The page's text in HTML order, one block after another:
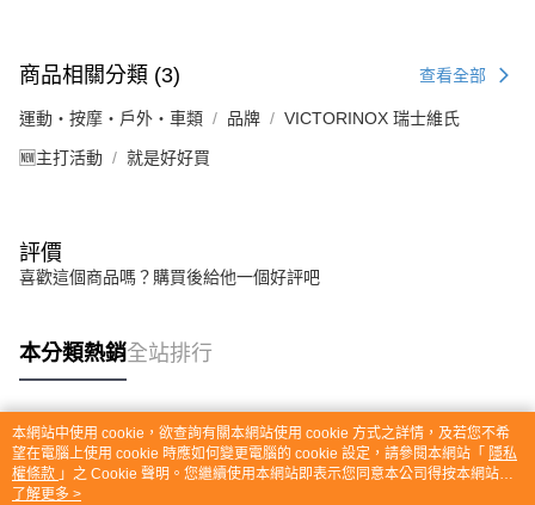
商品相關分類 (3) 查看全部
運動・按摩・戶外・車類 品牌 VICTORINOX 瑞士維氏
🆕主打活動 就是好好買
評價
喜歡這個商品嗎？購買後給他一個好評吧
本分類熱銷全站排行
熱門標籤
本網站中使用 cookie，欲查詢有關本網站使用 cookie 方式之詳情，及若您不希
望在電腦上使用 cookie 時應如何變更電腦的 cookie 設定，請參閱本網站「 隱私
權條款 」之 Cookie 聲明。您繼續使用本網站即表示您同意本公司得按本網站使
用條款之 Cookie 聲明使用 cookie。
了解更多 >